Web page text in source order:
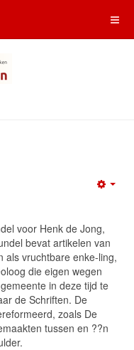
voor Henk de Jong,
bevat artikelen van
als vruchtbare enke-ling,
die eigen wegen
in deze tijd te
de Schriften. De
zoals De
tussen en ??n